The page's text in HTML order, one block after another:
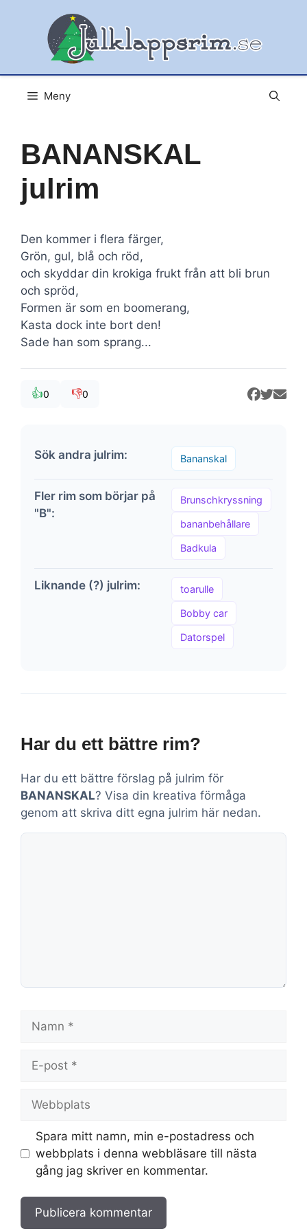
Meny
BANANSKAL
julrim
Den kommer i flera färger,
Grön, gul, blå och röd,
och skyddar din krokiga frukt från att bli brun
och spröd,
Formen är som en boomerang,
Kasta dock inte bort den!
Sade han som sprang...
👍0 👎0
Sök andra julrim: Bananskal
Fler rim som börjar på
"B":
Brunschkryssning
bananbehållare
Badkula
Liknande (?) julrim: toarulle
Bobby car
Datorspel
Har du ett bättre rim?
Har du ett bättre förslag på julrim för
BANANSKAL? Visa din kreativa förmåga
genom att skriva ditt egna julrim här nedan.
Kommentar
post
Spara mitt namn, min e-postadress och
webbplats i denna webbläsare till nästa
gång jag skriver en kommentar.